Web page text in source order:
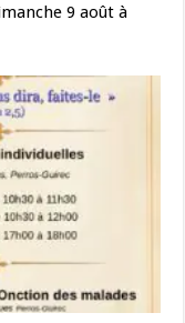
9 août à